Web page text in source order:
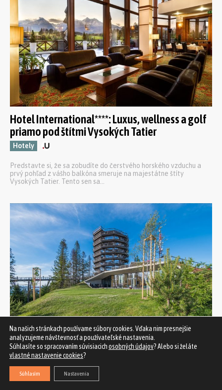
Hotel International****: Luxus, wellness a golf
priamo pod štítmi Vysokých Tatier
Hotely
Predstavte si, že sa zobudíte do čerstvého horského vzduchu a
prvý pohľad z vášho balkóna smeruje na majestátne štíty
Vysokých Tatier. Tento sen sa...
Dizajnové apartmány PANORAMA – Luxus a
intimita v tesnom objatí prírody
Recenzia hotela
Na našich stránkach používame súbory cookies. Vďaka nim presnejšie
analyzujeme návštevnosť a používateľské nastavenia.
Súhlasíte so spracovaním súvisiacichosobných údajov? Alebo si želáte
vlastné nastavenie cookies?
Súhlasím Nastavenia